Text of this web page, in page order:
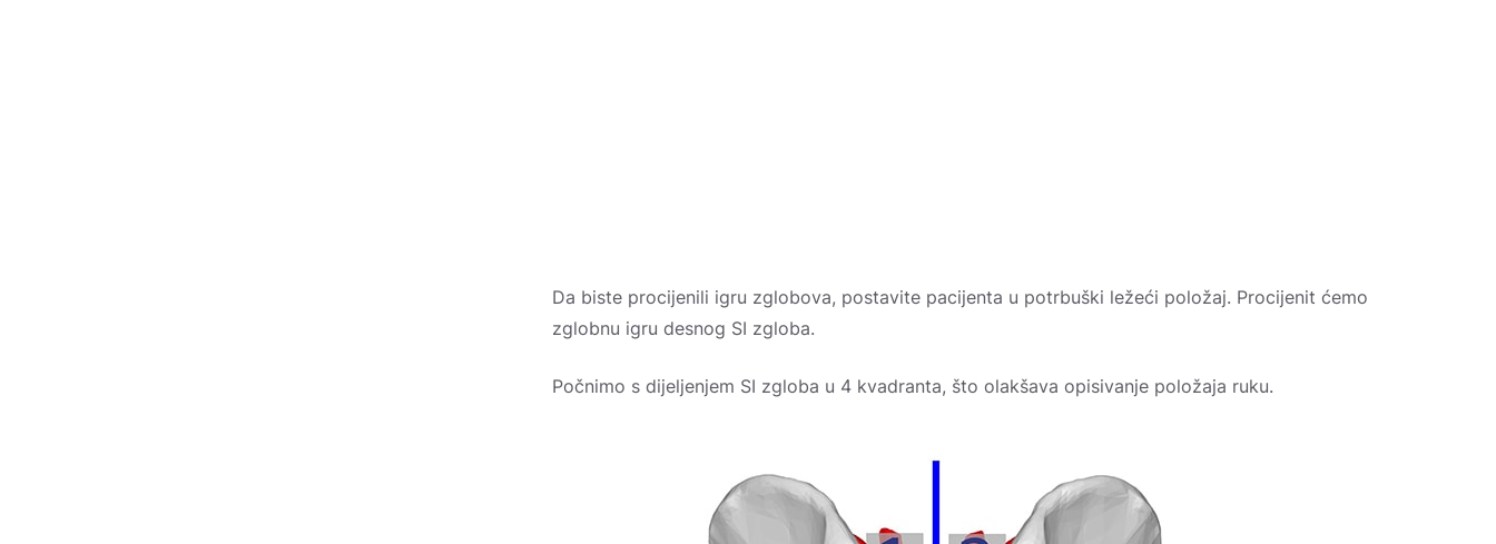
Da biste procijenili igru ​​zglobova, postavite pacijenta u potrbuški ležeći položaj. Procijenit ćemo
zglobnu igru ​​desnog SI zgloba.
Počnimo s dijeljenjem SI zgloba u 4 kvadranta, što olakšava opisivanje položaja ruku.